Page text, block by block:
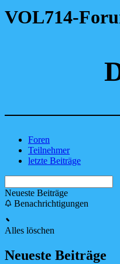
VOL714-
Foren
Teilnehmer
letzte Beiträge
Neueste Beiträge
Benachrichtigungen
Alles löschen
Neueste Beiträge